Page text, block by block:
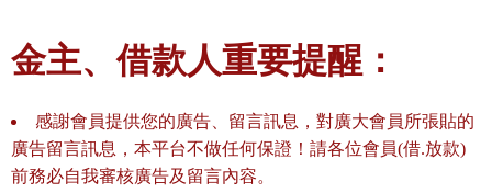
金主、借款人重要提醒：
感謝會員提供您的廣告、留言訊息，對廣大會員所張貼的
廣告留言訊息，本平台不做任何保證！請各位會員(借.放款)
前務必自我審核廣告及留言內容。